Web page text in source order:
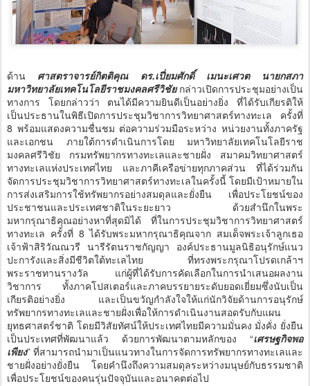
ด้าน ศาสตราจารย์กิตติคุณ ดร.เปี่ยมศักดิ์ เมนะเศวต นายกสภา
มหาวิทยาลัยเทคโนโลยีราชมงคลศรีวิชัยกล่าวเปิดการประชุมอย่างเป็น
ทางการ โดยกล่าวว่า ตนได้มีความยินดีเป็นอย่างยิ่ง ที่ได้รับเกียรติให้
เป็นประธานในพิธีเปิดการประชุมวิชาการวิทยาศาสตร์ทางทะเล ครั้งที่
8 พร้อมแสดงความชื่นชม ต่อความร่วมมือระหว่าง หน่วยงานทั้งภาครัฐ
และเอกชน ภายใต้การดำเนินการโดย มหาวิทยาลัยเทคโนโลยีราช
มงคลศรีวิชัย กรมทรัพยากรทางทะเลและชายฝั่ง สมาคมวิทยาศาสตร์
ทางทะเลแห่งประเทศไทย และภาคีเครือข่ายทุกภาคส่วน ที่ได้ร่วมกัน
จัดการประชุมวิชาการวิทยาศาสตร์ทางทะเลในครั้งนี้ โดยมีเป้าหมายใน
การส่งเสริมการใช้ทรัพยากรอย่างสมดุลและยั่งยืน เพื่อประโยชน์ของ
ประชาชนและประเทศชาติในระยะยาว ด้วยสำนึกในพระ
มหากรุณาธิคุณอย่างหาที่สุดมิได้ ที่ในการประชุมวิชาการวิทยาศาสตร์
ทางทะเล ครั้งที่ 8 ได้รับพระมหากรุณาธิคุณจาก สมเด็จพระเจ้าลูกเธอ
เจ้าฟ้าสิริวัณณวรี นารีรัตนราชกัญญา องค์ประธานมูลนิธิอนุรักษ์แนว
ปะการังและสิ่งมีชีวิตใต้ทะเลไทย ที่ทรงพระกรุณาโปรดเกล้าฯ
พระราชทานรางวัล แก่ผู้ที่ได้รับการคัดเลือกในการนำเสนอผลงาน
วิชาการ ทั้งภาคโปสเตอร์และภาคบรรยายระดับยอดเยี่ยมซึ่งนับเป็น
เกียรติอย่างยิ่ง และเป็นขวัญกำลังใจให้แก่นักวิจัยด้านการอนุรักษ์
ทรัพยากรทางทะเลและชายฝั่งเพื่อให้การดำเนินงานสอดรับกับแผน
ยุทธศาสตร์ชาติ โดยมีวิสัยทัศน์ให้ประเทศไทยมีความมั่นคง มั่งคั่ง ยั่งยืน
เป็นประเทศที่พัฒนาแล้ว ด้วยการพัฒนาตามหลักของ “เศรษฐกิจพอ
เพียง” ที่สามารถนำมาเป็นแนวทางในการจัดการทรัพยากรทางทะเลและ
ชายฝั่งอย่างยั่งยืน โดยคำนึงถึงความสมดุลระหว่างมนุษย์กับธรรมชาติ
เพื่อประโยชน์ของคนรุ่นปัจจุบันและอนาคตต่อไป